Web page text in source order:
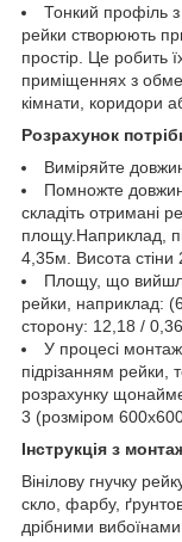
Тонкий профіль
рейки створюють
простір. Це робить
приміщеннях з
кімнати, коридори
Розрахунок
Виміряйте
Помножте
складіть отримані
площу.Наприклад,
4,35м. Висота
Площу, що
рейки, наприклад:
сторону: 12,18 /
У процесі
підрізанням рейки,
розрахунку
3 (розміром
Інструкція з
Вінілову гнучку
скло, фарбу,
дрібними вибоїнами